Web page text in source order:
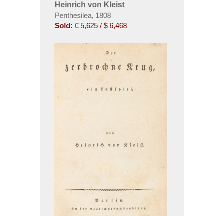
Heinrich von Kleist
Penthesilea, 1808
Sold: € 5,625 / $ 6,468